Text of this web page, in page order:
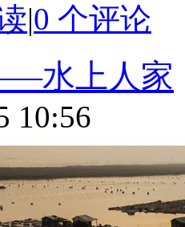
|0 个评论
水上人家
10:56